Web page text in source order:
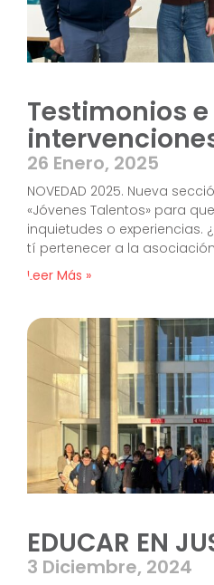
Testimonios e
intervenciones
26 Enero, 2025
NOVEDAD 2025. Nueva
«Jóvenes Talentos» para
inquietudes o experiencias.
tí pertenecer a la
Leer Más »
EDUCAR EN
3 Diciembre, 2024